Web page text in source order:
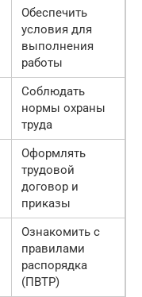
Обеспечить
условия для
выполнения
работы
Соблюдать
нормы охраны
труда
Оформлять
трудовой
договор и
приказы
Ознакомить с
правилами
распорядка
(ПВТР)